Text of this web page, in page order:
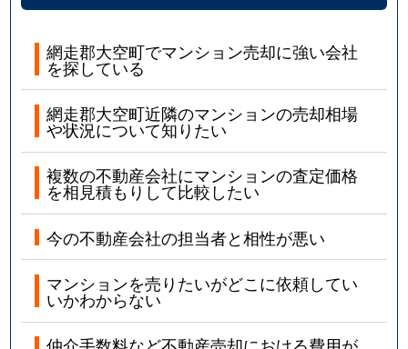
網走郡大空町でマンション売却に強い会社
を探している
網走郡大空町近隣のマンションの売却相場
や状況について知りたい
複数の不動産会社にマンションの査定価格
を相見積もりして比較したい
今の不動産会社の担当者と相性が悪い
マンションを売りたいがどこに依頼してい
いかわからない